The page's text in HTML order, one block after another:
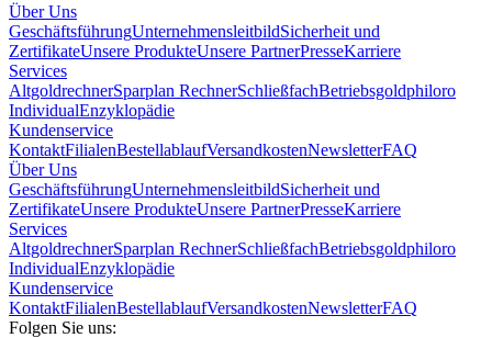
Über Uns
GeschäftsführungUnternehmensleitbildSicherheit und
ZertifikateUnsere ProdukteUnsere PartnerPresseKarriere
Services
AltgoldrechnerSparplan RechnerSchließfachBetriebsgoldphiloro
IndividualEnzyklopädie
Kundenservice
KontaktFilialenBestellablaufVersandkostenNewsletterFAQ
Über Uns
GeschäftsführungUnternehmensleitbildSicherheit und
ZertifikateUnsere ProdukteUnsere PartnerPresseKarriere
Services
AltgoldrechnerSparplan RechnerSchließfachBetriebsgoldphiloro
IndividualEnzyklopädie
Kundenservice
KontaktFilialenBestellablaufVersandkostenNewsletterFAQ
Folgen Sie uns: